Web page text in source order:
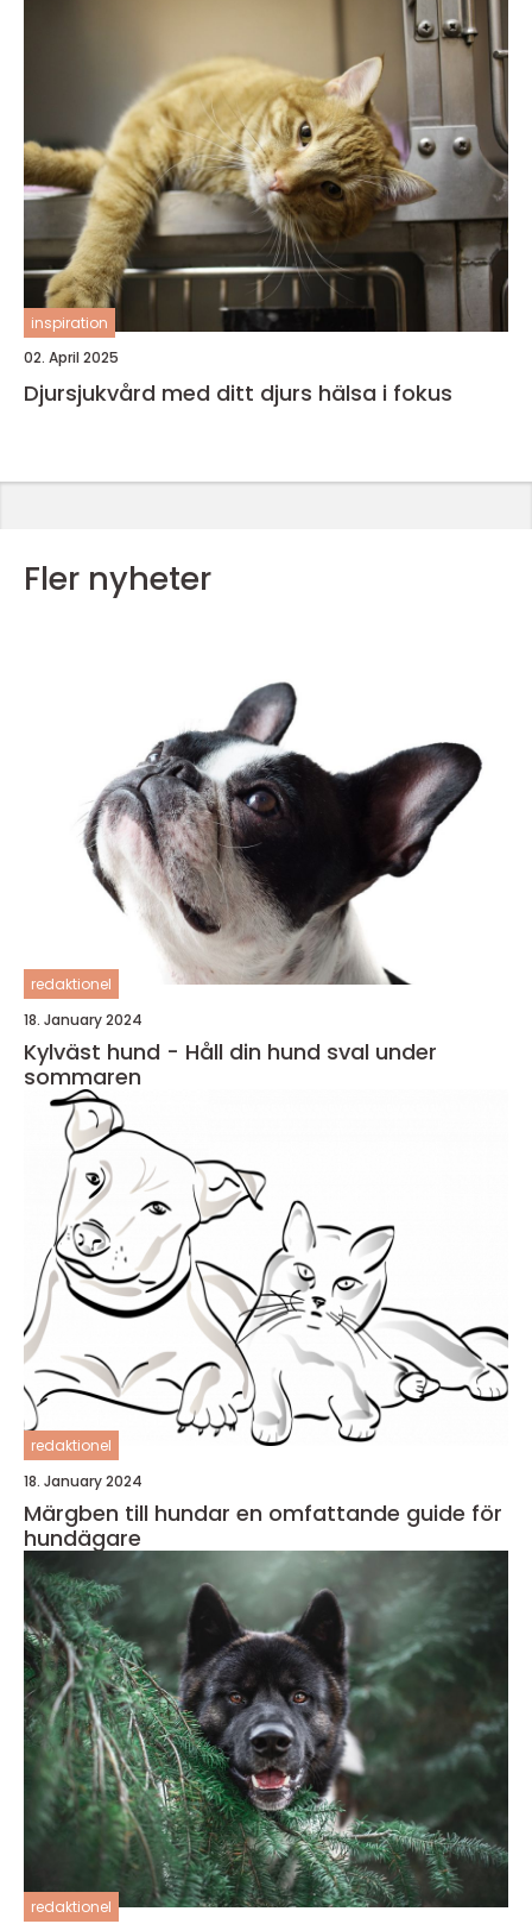
inspiration
02. April 2025
Djursjukvård med ditt djurs hälsa i fokus
Fler nyheter
redaktionel
18. January 2024
Kylväst hund - Håll din hund sval under
sommaren
redaktionel
18. January 2024
Märgben till hundar en omfattande guide för
hundägare
redaktionel